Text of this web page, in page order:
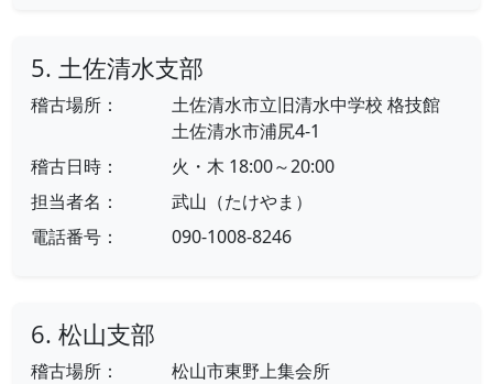
5. 土佐清水支部
稽古場所：
土佐清水市立旧清水中学校 格技館
土佐清水市浦尻4-1
稽古日時：
火・木 18:00～20:00
担当者名：
武山（たけやま）
電話番号：
090-1008-8246
6. 松山支部
稽古場所：
松山市東野上集会所